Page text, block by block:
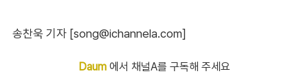
송찬욱 기자 [song@ichannela.com]
Daum에서 채널A를 구독해 주세요